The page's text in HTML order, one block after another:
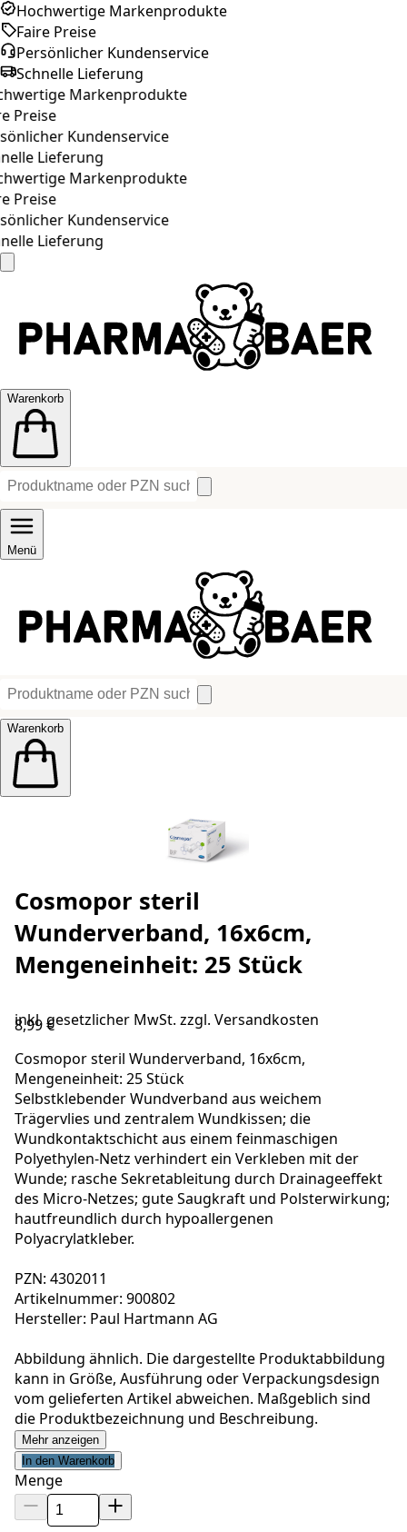
Hochwertige Markenprodukte
Faire Preise
Persönlicher Kundenservice
Schnelle Lieferung
Markenprodukte
Preise
Kundenservice
Lieferung
Markenprodukte
Preise
Kundenservice
Lieferung
Warenkorb
Menü
Warenkorb
Cosmopor steril
Wunderverband, 16x6cm,
Mengeneinheit: 25 Stück
inkl. gesetzlicher MwSt. zzgl. Versandkosten
8,99 €
Cosmopor steril Wunderverband, 16x6cm,
Mengeneinheit: 25 Stück
Selbstklebender Wundverband aus weichem
Trägervlies und zentralem Wundkissen; die
Wundkontaktschicht aus einem feinmaschigen
Polyethylen-Netz verhindert ein Verkleben mit der
Wunde; rasche Sekretableitung durch Drainageeffekt
des Micro-Netzes; gute Saugkraft und Polsterwirkung;
hautfreundlich durch hypoallergenen
Polyacrylatkleber.
PZN: 4302011
Artikelnummer: 900802
Hersteller: Paul Hartmann AG
Abbildung ähnlich. Die dargestellte Produktabbildung
kann in Größe, Ausführung oder Verpackungsdesign
vom gelieferten Artikel abweichen. Maßgeblich sind
die Produktbezeichnung und Beschreibung.
Mehr anzeigen
In den Warenkorb
Menge